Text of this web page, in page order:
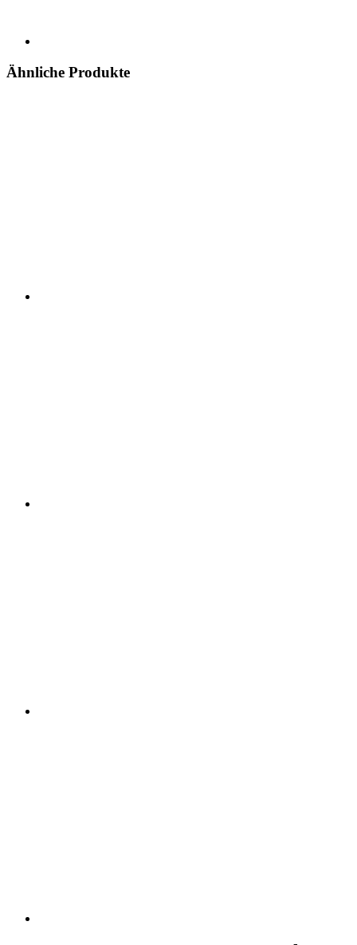
Ähnliche Produkte